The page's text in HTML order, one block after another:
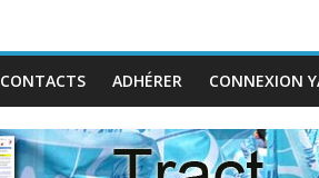
CONTACTS ADHÉRER CONNEXION